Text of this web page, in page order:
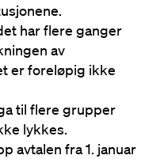
har flere ganger
av
er foreløpig ikke
til flere grupper
lykkes.
avtalen fra 1. januar